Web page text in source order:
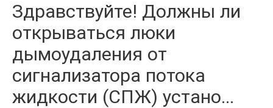
Здравствуйте! Должны ли
открываться люки
дымоудаления от
сигнализатора потока
жидкости (СПЖ) устано...